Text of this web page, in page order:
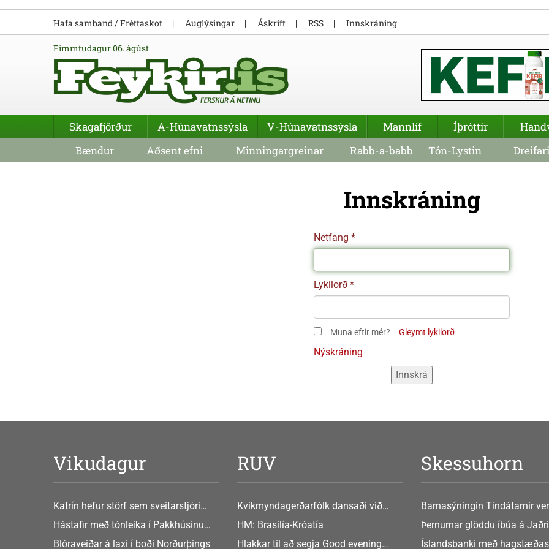
fimmtudagur 06. ágúst
Innskráning
Netfang
Lykilorð
Muna eftir mér? Gleymt lykilorð
Nýskráning
Hafa samband / Fréttaskot Auglýsingar Áskrift RSS Innskráning
Skagafjörður A-Húnavatnssýsla V-Húnavatnssýsla Mannlíf Íþróttir
Bændur
Aðsent efni Minningargreinar Rabb-a-babb Tón-Lystin
Vikudagur
Katrín hefur störf sem sveitarstjóri
Þingeyjarsveitar
Hástafir með tónleika í Pakkhúsinu
Hafnarstræti 19
Blóraveiðar á laxi í boði Norðurþings
RUV
Kvikmyndagerðarfólk dansaði við
GusGus
HM: Brasilía-Króatía
Hlakkar til að segja Good evening
Skessuhorn
Barnasýningin Tindátarnir
Bókasafni Akraness í dag ?
eftir Soffíu Björg
Þernurnar glöddu íbúa á Jaðri
Íslandsbanki með